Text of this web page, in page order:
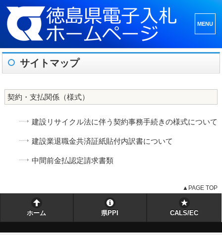
ーとウ
ィジェ
サイトマップ
契約・支払関係（様式）
建設リサイクル法に伴う契約事務手続きの様式について
建設業退職金共済証紙貼付内訳書について
中間前金払認定請求書類
▲PAGE TOP
ホーム 県PPI CALS/EC